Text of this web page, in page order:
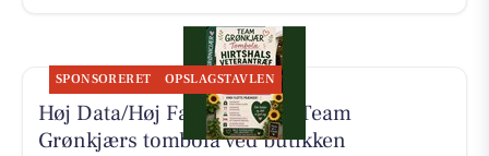
SPONSORERET OPSLAGSTAVLEN
Høj Data/Høj Farver støtter Team
Grønkjærs tombola ved butikken